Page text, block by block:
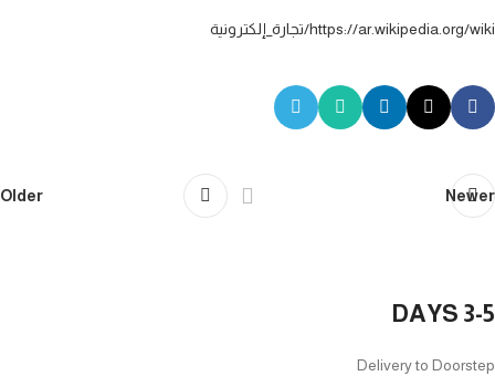
https://ar.wikipedia.org/wiki/تجارة_إلكترونية
Newer
Older
3-5 DAYS
Delivery to Doorstep